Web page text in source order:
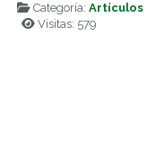
Categoría:Artículos
Visitas: 579